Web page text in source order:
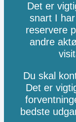
Det er
snart I
reservere
andre
Du skal
Det er
bedste